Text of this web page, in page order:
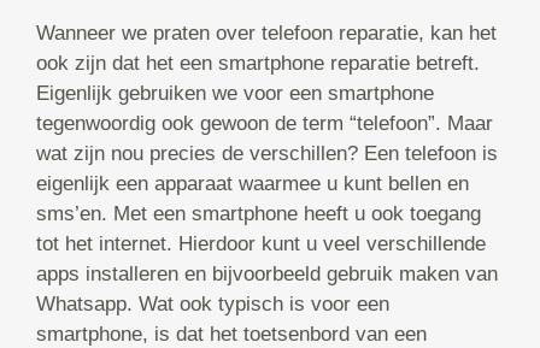
Wanneer we praten over telefoon reparatie, kan het
ook zijn dat het een smartphone reparatie betreft.
Eigenlijk gebruiken we voor een smartphone
tegenwoordig ook gewoon de term “telefoon”. Maar
wat zijn nou precies de verschillen? Een telefoon is
eigenlijk een apparaat waarmee u kunt bellen en
sms’en. Met een smartphone heeft u ook toegang
tot het internet. Hierdoor kunt u veel verschillende
apps installeren en bijvoorbeeld gebruik maken van
Whatsapp. Wat ook typisch is voor een
smartphone, is dat het toetsenbord van een